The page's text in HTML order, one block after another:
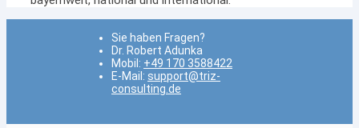
Sie haben Fragen?
Dr. Robert Adunka
Mobil: +49 170 3588422
E-Mail: support@triz-
consulting.de